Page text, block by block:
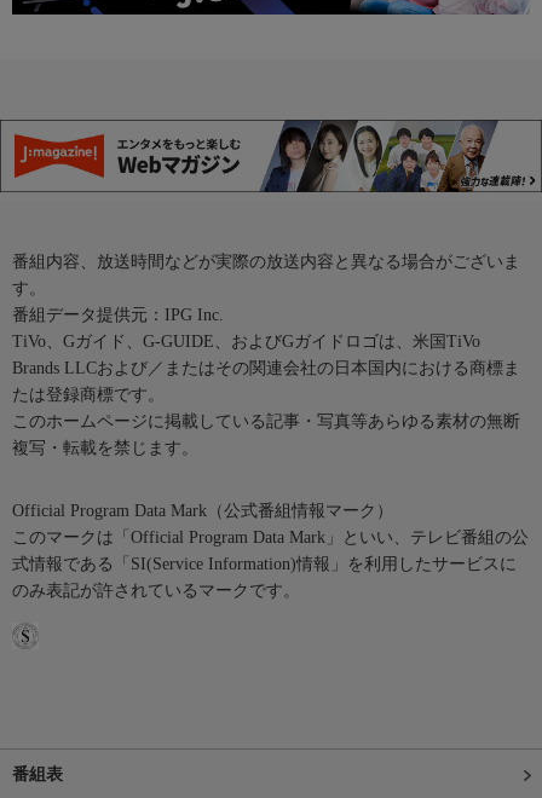
番組内容、放送時間などが実際の放送内容と異なる場合がございま
す。
番組データ提供元：IPG Inc.
TiVo、Gガイド、G-GUIDE、およびGガイドロゴは、米国TiVo
Brands LLCおよび／またはその関連会社の日本国内における商標ま
たは登録商標です。
このホームページに掲載している記事・写真等あらゆる素材の無断
複写・転載を禁じます。
Official Program Data Mark（公式番組情報マーク）
このマークは「Official Program Data Mark」といい、テレビ番組の公
式情報である「SI(Service Information)情報」を利用したサービスに
のみ表記が許されているマークです。
番組表